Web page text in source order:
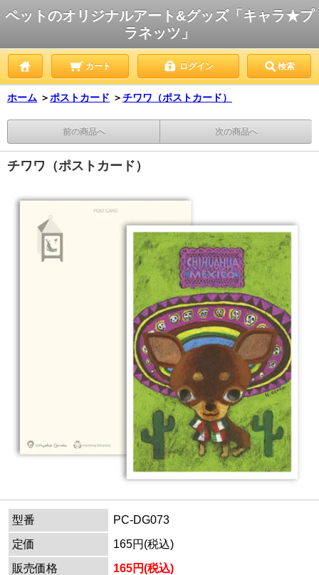
ペットのオリジナルアート&グッズ「キャラ★プ
ラネッツ」
カート ログイン 検索
ホーム ＞ポストカード ＞チワワ（ポストカード）
前の商品へ 次の商品へ
チワワ（ポストカード）
型番
PC-DG073
定価
165円(税込)
販売価格
165円(税込)